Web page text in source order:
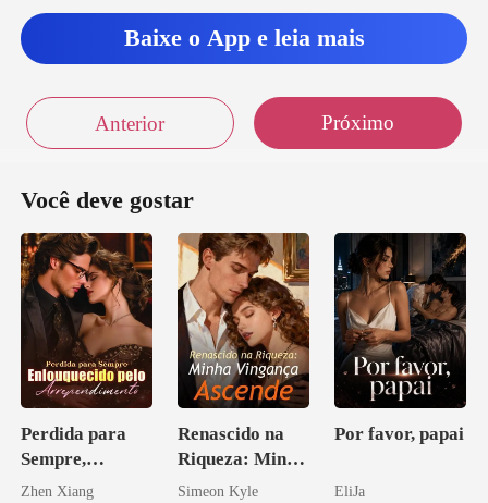
Baixe o App e leia mais
Anterior Próximo
Você deve gostar
Perdida para
Sempre,
Enlouquecido
Zhen Xiang
Renascido na
Riqueza: Minha
Vingança
Simeon Kyle
Por favor, papai
EliJa